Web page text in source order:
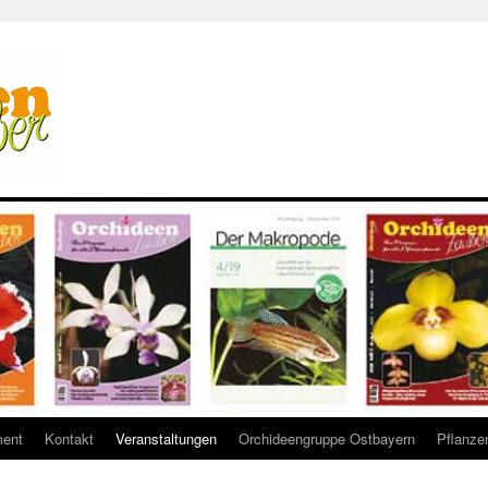
Kontakt Veranstaltungen Orchideengruppe Ostbayern